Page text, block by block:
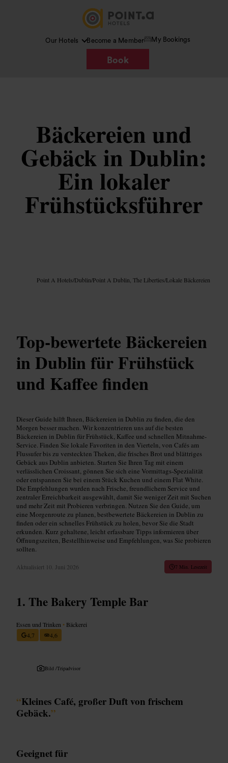
Our Hotels Become a Member My Bookings
Book
Bäckereien und
Gebäck in Dublin:
Ein lokaler
Frühstücksführer
Point A Hotels/Dublin/Point A Dublin, The Liberties/Lokale Bäckereien
Top-bewertete Bäckereien
in Dublin für Frühstück
und Kaffee finden
Dieser Guide hilft Ihnen, Bäckereien in Dublin zu finden, die den
Morgen besser machen. Wir konzentrieren uns auf die besten
Bäckereien in Dublin für Frühstück, Kaffee und schnellen Mitnahme-
Service. Finden Sie lokale Favoriten in den Vierteln, von Cafés am
Flussufer bis zu versteckten Theken, die frisches Brot und blättriges
Gebäck aus Dublin anbieten. Starten Sie Ihren Tag mit einem
verlässlichen Croissant, gönnen Sie sich eine Vormittags-Spezialität
oder entspannen Sie bei einem Stück Kuchen und einem Flat White.
Die Empfehlungen wurden nach Frische, freundliche­m Service und
zentraler Erreichbarkeit ausgewählt, damit Sie weniger Zeit mit Suchen
und mehr Zeit mit Probieren verbringen. Nutzen Sie den Guide, um
eine Morgenroute zu planen, bestbewertete Bäckereien in Dublin zu
finden oder ein schnelles Frühstück zu holen, bevor Sie die Stadt
erkunden. Kurz gehaltene, leicht erfassbare Tipps informieren über
Öffnungszeiten, Bestellhinweise und Empfehlungen, was Sie probieren
sollten.
Aktualisiert 10. Juni 2026 7 Min. Lesezeit
The Bakery Temple Bar
Essen und Trinken • Bäckerei
4,7
4,6
Bild /Tripadvisor
“Kleines Café, großer Duft von frischem
Gebäck.”
Geeignet für